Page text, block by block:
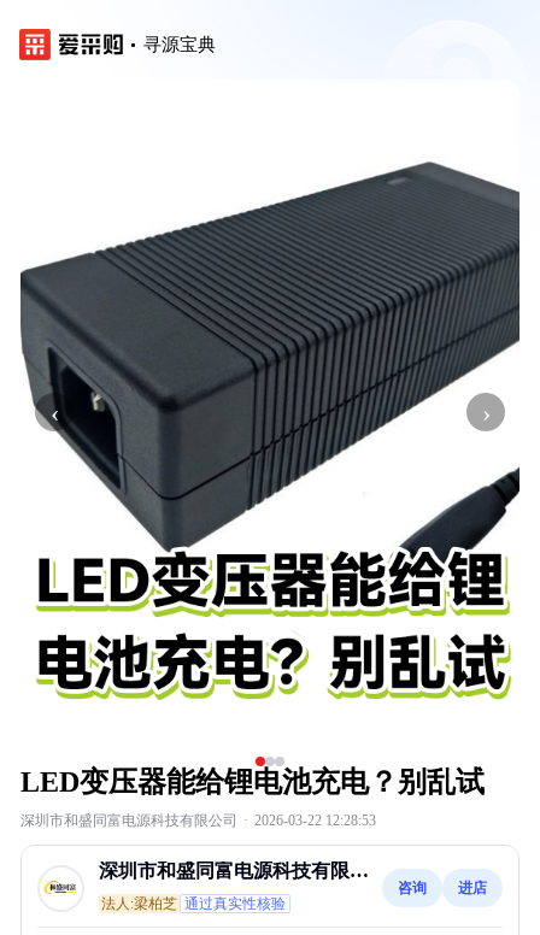
寻源宝典
‹ ›
LED变压器能给锂电池充电？别乱试
深圳市和盛同富电源科技有限公司 · 2026-03-22 12:28:53
深圳市和盛同富电源科技有限公
司
法人:梁柏芝 通过真实性核验
咨询 进店